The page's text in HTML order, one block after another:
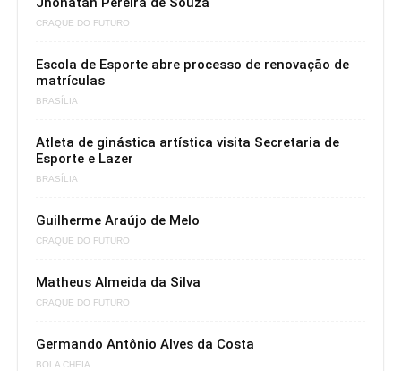
CRAQUE DO FUTURO
Escola de Esporte abre processo de renovação de
matrículas
BRASÍLIA
Atleta de ginástica artística visita Secretaria de
Esporte e Lazer
BRASÍLIA
Guilherme Araújo de Melo
CRAQUE DO FUTURO
Matheus Almeida da Silva
CRAQUE DO FUTURO
Germando Antônio Alves da Costa
BOLA CHEIA